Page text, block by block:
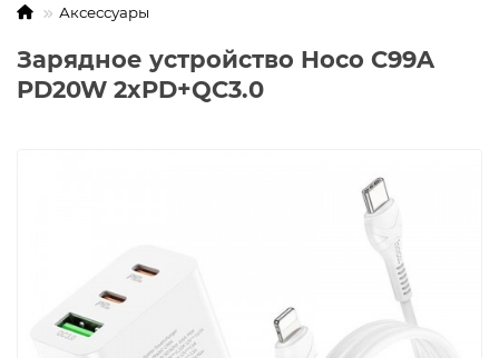
Аксессуары
Зарядное устройство Hoco C99A
PD20W 2xPD+QC3.0